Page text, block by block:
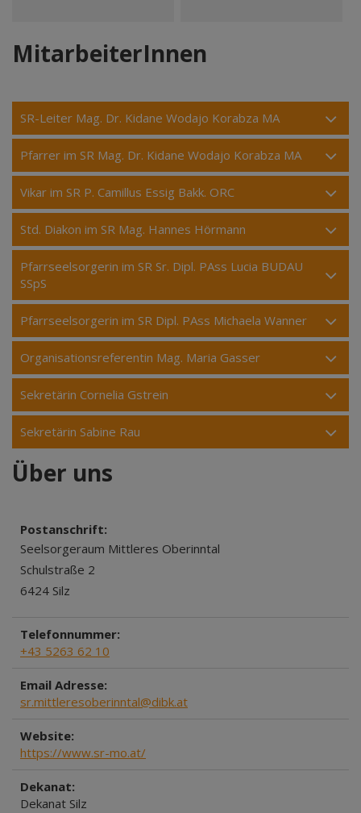
MitarbeiterInnen
SR-Leiter Mag. Dr. Kidane Wodajo Korabza MA
Pfarrer im SR Mag. Dr. Kidane Wodajo Korabza MA
Vikar im SR P. Camillus Essig Bakk. ORC
Std. Diakon im SR Mag. Hannes Hörmann
Pfarrseelsorgerin im SR Sr. Dipl. PAss Lucia BUDAU
SSpS
Pfarrseelsorgerin im SR Dipl. PAss Michaela Wanner
Organisationsreferentin Mag. Maria Gasser
Sekretärin Cornelia Gstrein
Sekretärin Sabine Rau
Über uns
Postanschrift:
Seelsorgeraum Mittleres Oberinntal
Schulstraße 2
6424 Silz
Telefonnummer:
+43 5263 62 10
Email Adresse:
sr.mittleresoberinntal@dibk.at
Website:
https://www.sr-mo.at/
Dekanat:
Dekanat Silz